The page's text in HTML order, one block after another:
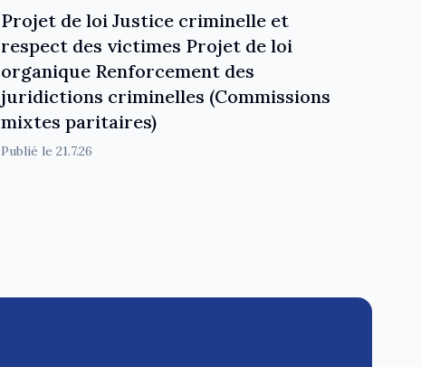
Projet de loi Justice criminelle et
respect des victimes Projet de loi
organique Renforcement des
juridictions criminelles (Commissions
mixtes paritaires)
Publié le 21.7.26